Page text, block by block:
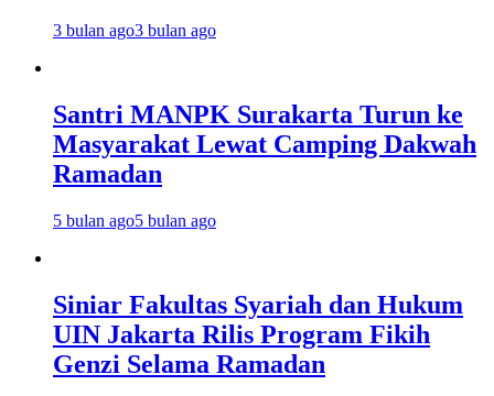
3 bulan ago3 bulan ago
Santri MANPK Surakarta Turun ke
Masyarakat Lewat Camping Dakwah
Ramadan
5 bulan ago5 bulan ago
Siniar Fakultas Syariah dan Hukum
UIN Jakarta Rilis Program Fikih
Genzi Selama Ramadan